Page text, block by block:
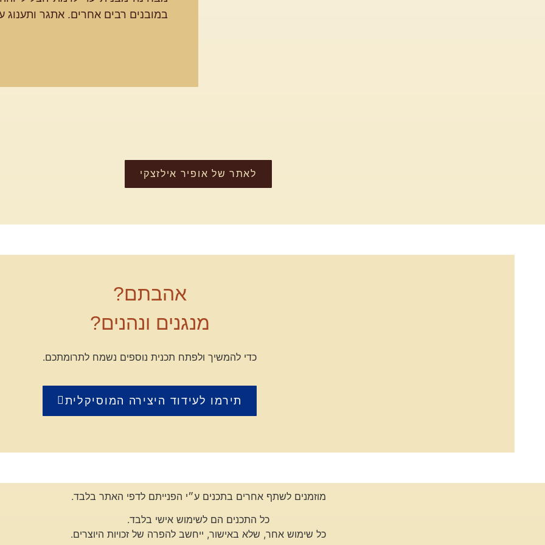
במובנים רבים אחרים. אתגר ותענוג
לאתר של אופיר אילזצקי
אהבתם?
מנגנים ונהנים?
כדי להמשיך ולפתח תכנית נוספים נשמח לתרומתכם.
תירמו לעידוד היצירה המוסיקלית
מוזמנים לשתף אחרים בתכנים ע״י הפנייתם לדפי האתר בלבד.
כל התכנים הם לשימוש אישי בלבד.
כל שימוש אחר, שלא באישור, ייחשב להפרה של זכויות היוצרים.